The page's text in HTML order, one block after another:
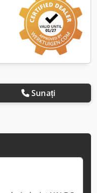
Sunați